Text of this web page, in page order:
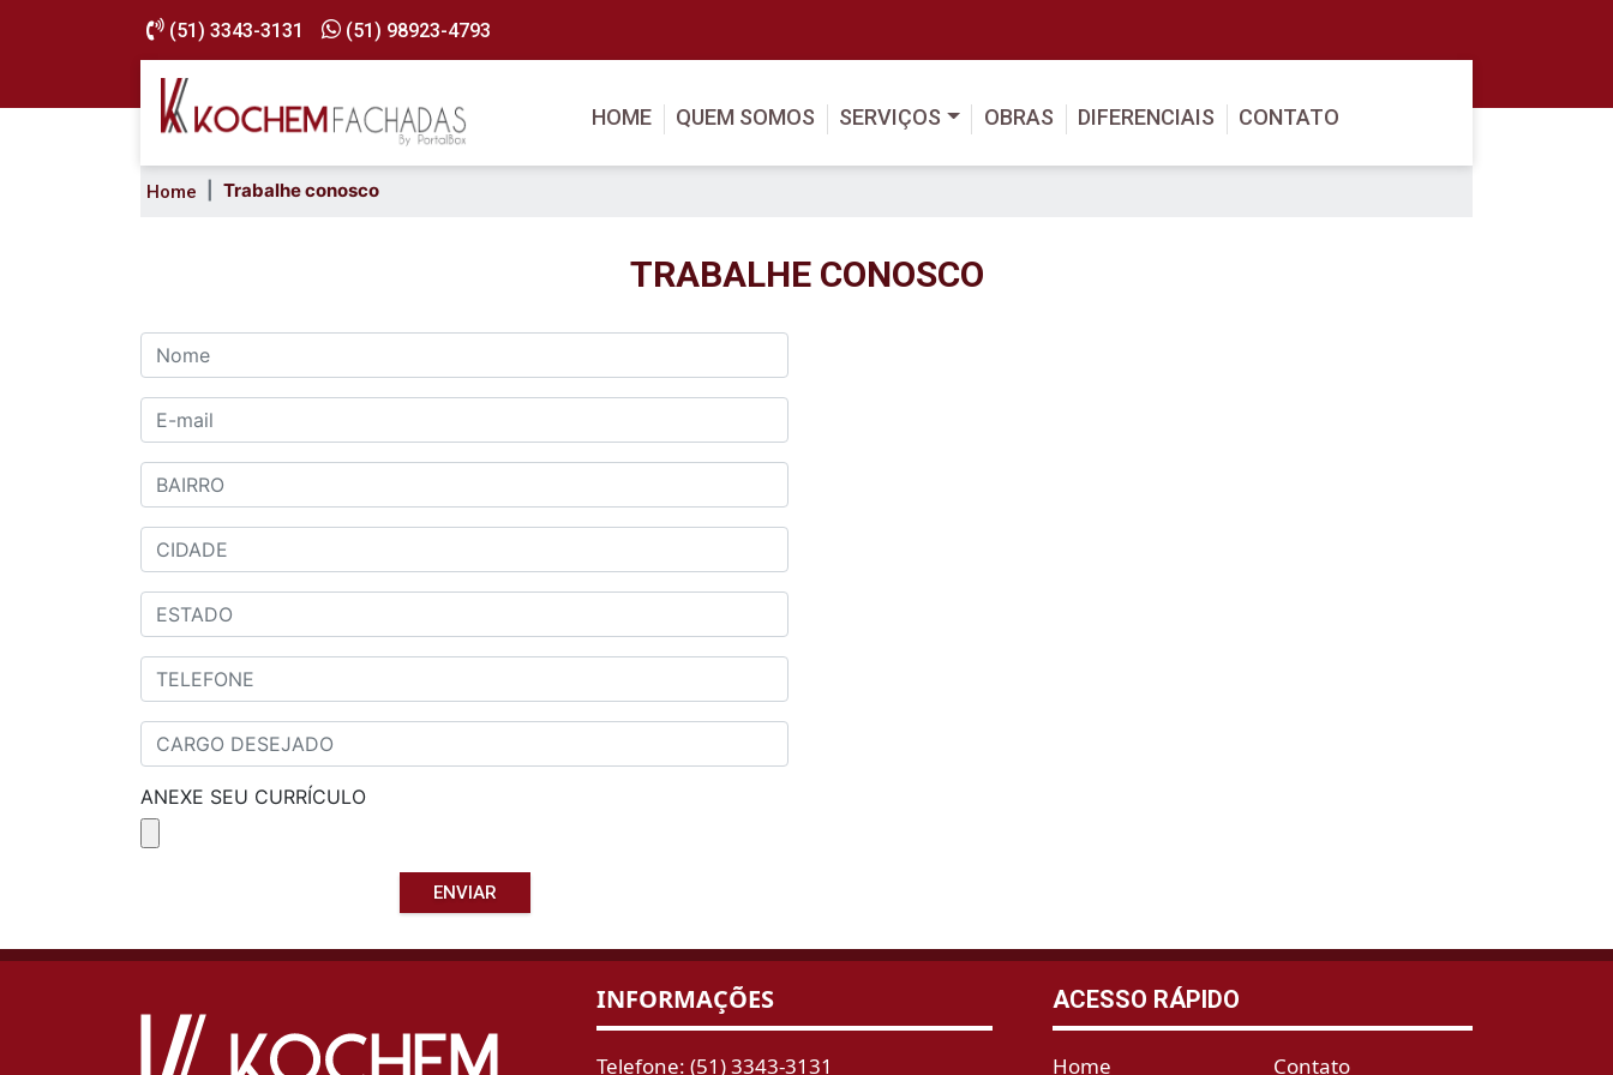
(51) 3343-3131 (51) 98923-4793
HOME QUEM SOMOS SERVIÇOS OBRAS DIFERENCIAIS CONTATO
Home Trabalhe conosco
TRABALHE CONOSCO
ANEXE SEU CURRÍCULO
ENVIAR
INFORMAÇÕES
Telefone: (51) 3343-3131
ACESSO RÁPIDO
Home Contato